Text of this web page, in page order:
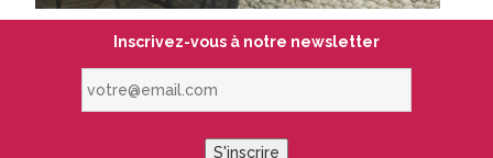
Inscrivez-vous à notre newsletter
S'inscrire